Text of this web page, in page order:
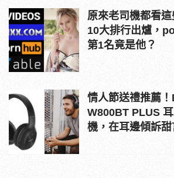
原來老司機都看
10大排行出爐，
第1名竟是他？
情人節送禮推薦
W800BT PLUS
機，在耳邊傾訴